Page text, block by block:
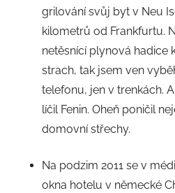
grilování svůj byt v Neu
kilometrů od Frankfurtu.
netěsnící plynová hadice
strach, tak jsem ven
telefonu, jen v trenkách.
líčil Fenin. Oheň poničil
domovní střechy.
Na podzim 2011 se v
okna hotelu v německé